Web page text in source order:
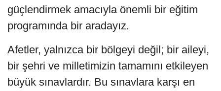
güçlendirmek amacıyla önemli bir eğitim
programında bir aradayız.
Afetler, yalnızca bir bölgeyi değil; bir aileyi,
bir şehri ve milletimizin tamamını etkileyen
büyük sınavlardır. Bu sınavlara karşı en